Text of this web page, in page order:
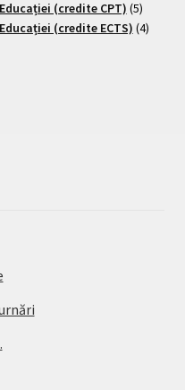
(credite CPT) 5
(credite ECTS) 4